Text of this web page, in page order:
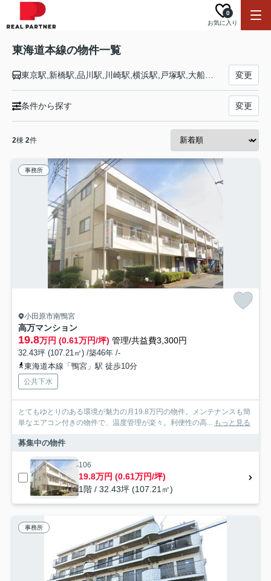
お気に入り
0
東海道本線の物件一覧
変更
条件から探す 変更
2棟 2件
事務所
小田原市南鴨宮
高万マンション
19.8万円 (0.61万円/坪) 管理/共益費3,300円
32.43坪 (107.21㎡) /築46年 /-
東海道本線「鴨宮」駅 徒歩10分
公共下水
とてもゆとりのある環境が魅力の月19.8万円の物件。メンテナンスも簡
単なエアコン付きの物件で、温度管理が楽々。利便性の高... もっと見る
募集中の物件
106
19.8万円 (0.61万円/坪)
1階 / 32.43坪 (107.21㎡)
事務所